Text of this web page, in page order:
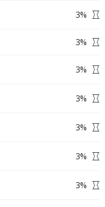
3%
3%
3%
3%
3%
3%
3%